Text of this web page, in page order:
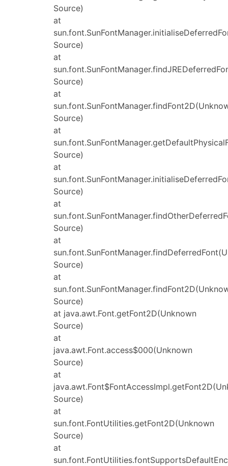
Source)
at
Source)
at
Source)
at
Source)
at
Source)
at
Source)
at
Source)
at
Source)
at
Source)
at java.awt.Font.getFont2D(Unknown
Source)
at
java.awt.Font.access$000(Unknown
Source)
at
Source)
at
sun.font.FontUtilities.getFont2D(Unknown
Source)
at